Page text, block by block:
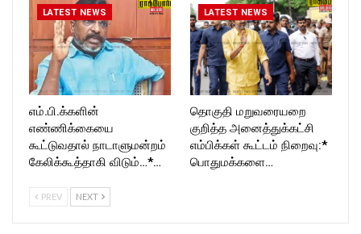
LATEST NEWS
எம்.பி.க்களின்
எண்ணிக்கையை
கூட்டுவதால் நாடாளுமன்றம்
கேலிக்கூத்தாகி விடும்…*…
LATEST NEWS
தொகுதி மறுவரையறை
குறித்த அனைத்துக்கட்சி
எம்பிக்கள் கூட்டம் நிறைவு:*
பொதுமக்களை…
PREV NEXT